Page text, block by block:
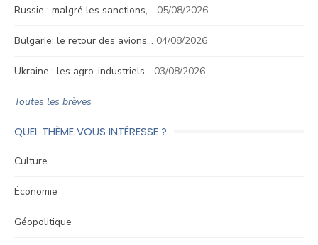
Russie : malgré les sanctions,… 05/08/2026
Bulgarie: le retour des avions… 04/08/2026
Ukraine : les agro-industriels… 03/08/2026
Toutes les brèves
QUEL THÈME VOUS INTÉRESSE ?
Culture
Économie
Géopolitique